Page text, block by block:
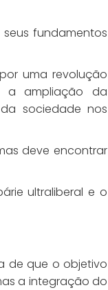
fundamentos
uma revolução
a ampliação da
sociedade nos
deve encontrar
ultraliberal e o
de que o objetivo
a integração do